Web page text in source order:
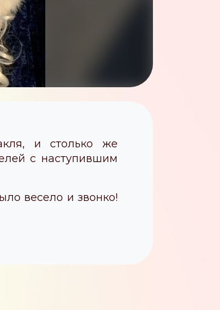
и столько же
с наступившим
весело и звонко!